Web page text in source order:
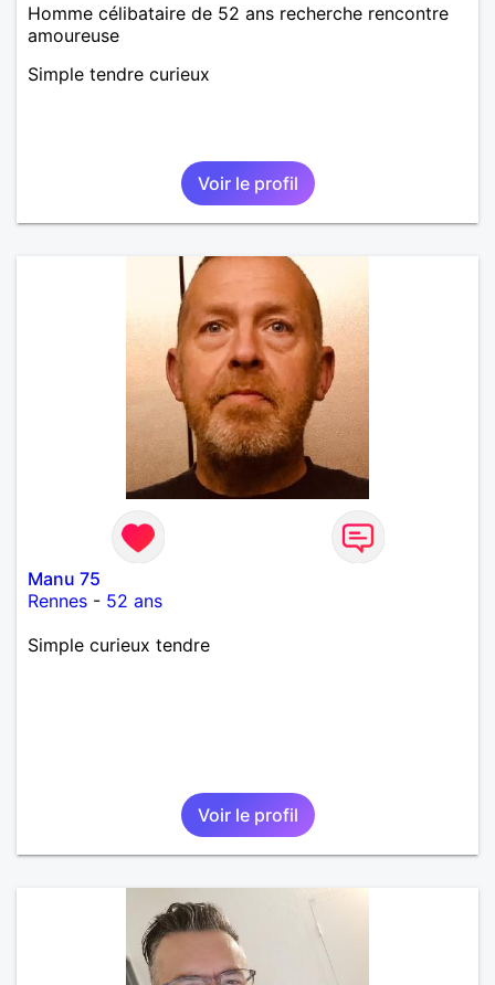
Homme célibataire de 52 ans recherche rencontre
amoureuse
Simple tendre curieux
Voir le profil
Manu 75
Rennes - 52 ans
Simple curieux tendre
Voir le profil